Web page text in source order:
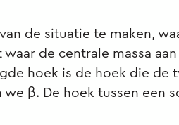
de situatie te maken,
de centrale massa
hoek is de hoek die de
β. De hoek tussen een